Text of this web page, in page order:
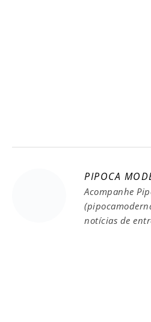
PIPOCA
Acompanhe
notícias de